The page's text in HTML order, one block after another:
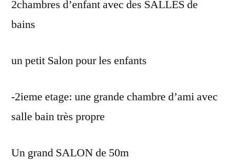
2chambres d’enfant avec des SALLES de
bains
un petit Salon pour les enfants
-2ieme etage: une grande chambre d’ami avec
salle bain très propre
Un grand SALON de 50m